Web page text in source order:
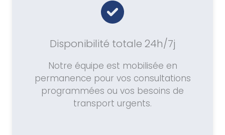
Disponibilité totale 24h/7j
Notre équipe est mobilisée en
permanence pour vos consultations
programmées ou vos besoins de
transport urgents.